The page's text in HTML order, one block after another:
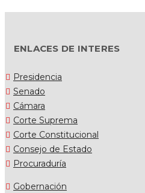
ENLACES DE INTERES
Presidencia
Senado
Cámara
Corte Suprema
Corte Constitucional
Consejo de Estado
Procuraduría
Gobernación